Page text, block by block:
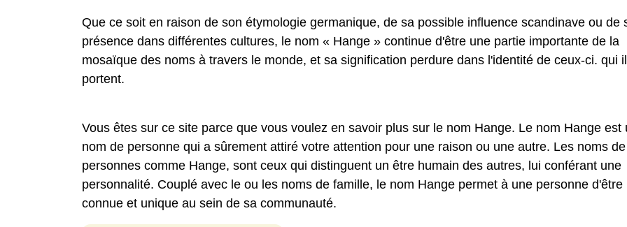
Que ce soit en raison de son étymologie germanique, de sa possible influence scandinave ou de
présence dans différentes cultures, le nom « Hange » continue d'être une partie importante de la
mosaïque des noms à travers le monde, et sa signification perdure dans l'identité de ceux-ci. qui
portent.
Vous êtes sur ce site parce que vous voulez en savoir plus sur le nom Hange. Le nom Hange est
nom de personne qui a sûrement attiré votre attention pour une raison ou une autre. Les noms de
personnes comme Hange, sont ceux qui distinguent un être humain des autres, lui conférant une
personnalité. Couplé avec le ou les noms de famille, le nom Hange permet à une personne d'être
connue et unique au sein de sa communauté.